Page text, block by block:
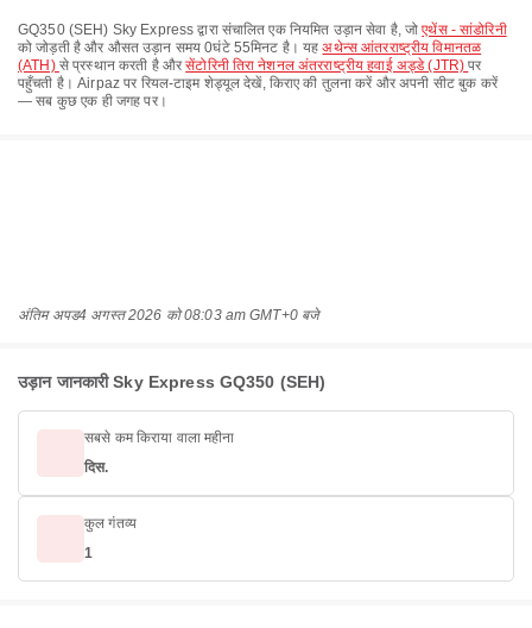
GQ350(SEH) Sky Express द्वारा संचालित एक नियमित उड़ान सेवा है, जोएथेंस - सांडोरिनी
को जोड़ती है और औसत उड़ान समय0घंटे 55मिनट है। यहअथेन्स आंतरराष्ट्रीय विमानतळ
(ATH) से प्रस्थान करती है औरसेंटोरिनी तिरा नेशनल अंतरराष्ट्रीय हवाई अड्डे (JTR)पर
पहुँचती है। Airpaz पर रियल-टाइम शेड्यूल देखें, किराए की तुलना करें और अपनी सीट बुक करें
— सब कुछ एक ही जगह पर।
अंतिम अपड4 अगस्त 2026 को 08:03 am GMT+0 बजे
उड़ान जानकारी Sky Express GQ350 (SEH)
सबसे कम किराया वाला महीना
दिस.
कुल गंतव्य
1